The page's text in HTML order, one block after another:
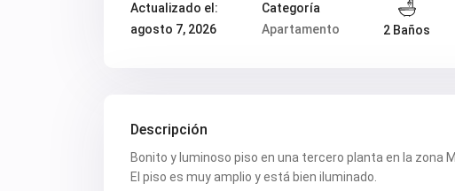
Actualizado el:
agosto 7, 2026
Categoría
Apartamento
2 Baños
Descripción
Bonito y luminoso piso en una tercero planta en la zona
El piso es muy amplio y está bien iluminado.